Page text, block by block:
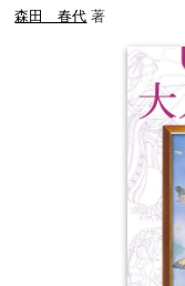
森田 春代 著